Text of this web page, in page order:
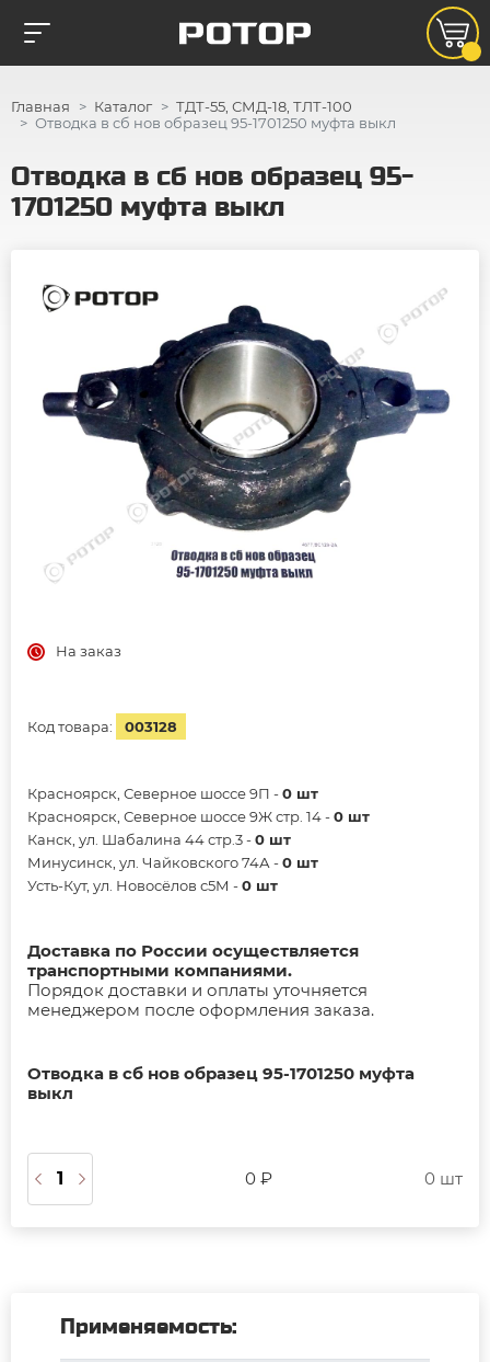
Главная Каталог
ТДТ-55, СМД-18, ТЛТ-100
Отводка в сб нов образец 95-1701250 муфта выкл
Отводка в сб нов образец 95-
1701250 муфта выкл
На заказ
Код товара: 003128
Красноярск, Северное шоссе 9П -0 шт
Красноярск, Северное шоссе 9Ж стр. 14 -0 шт
Канск, ул. Шабалина 44 стр.3 -0 шт
Минусинск, ул. Чайковского 74А -0 шт
Усть-Кут, ул. Новосёлов с5М -0 шт
Доставка по России осуществляется
транспортными компаниями.
Порядок доставки и оплаты уточняется
менеджером после оформления заказа.
Отводка в сб нов образец 95-1701250 муфта
выкл
0 ₽ 0 шт
Применяемость: